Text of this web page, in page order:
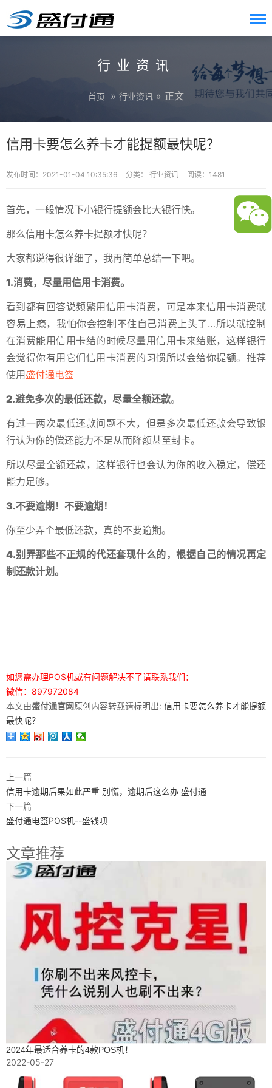
行业资讯
首页 » 行业资讯 » 正文
信用卡要怎么养卡才能提额最快呢？
发布时间：2021-01-04 10:35:36 分类： 行业资讯 阅读：1481
首先，一般情况下小银行提额会比大银行快。
那么信用卡怎么养卡提额才快呢？
大家都说得很详细了，我再简单总结一下吧。
1.消费，尽量用信用卡消费。
看到都有回答说频繁用信用卡消费，可是本来信用卡消费就
容易上瘾，我怕你会控制不住自己消费上头了…所以就控制
在消费能用信用卡结的时候尽量用信用卡来结账，这样银行
会觉得你有用它们信用卡消费的习惯所以会给你提额。推荐
使用 盛付通电签
2.避免多次的最低还款，尽量全额还款。
有过一两次最低还款问题不大，但是多次最低还款会导致银
行认为你的偿还能力不足从而降额甚至封卡。
所以尽量全额还款，这样银行也会认为你的收入稳定，偿还
能力足够。
3.不要逾期！不要逾期！
你至少弄个最低还款，真的不要逾期。
4.别弄那些不正规的代还套现什么的，根据自己的情况再定
制还款计划。
如您需办理POS机或有问题解决不了请联系我们：
微信：897972084
本文由盛付通官网原创内容转载请标明出: 信用卡要怎么养卡才能提额
最快呢？
上一篇
信用卡逾期后果如此严重 别慌，逾期后这么办 盛付通
下一篇
盛付通电签POS机--盛钱呗
文章推荐
2024年最适合养卡的4款POS机！
2022-05-27